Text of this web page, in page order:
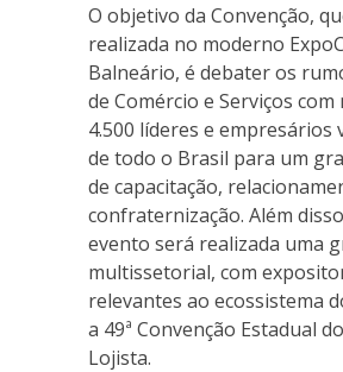
O objetivo da Convenção,
realizada no moderno
Balneário, é debater os
de Comércio e Serviços com
4.500 líderes e empresários
de todo o Brasil para um
de capacitação,
confraternização. Além
evento será realizada uma
multissetorial, com
relevantes ao ecossistema
a 49ª Convenção Estadual
Lojista.